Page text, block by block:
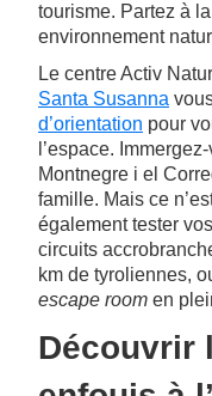
tourisme. Partez à
environnement
Le centre Activ
Santa Susanna
d’orientation pour
l’espace.
Montnegre i el
famille. Mais ce
également tester
circuits
km de tyroliennes,
escape room en
Découvrir